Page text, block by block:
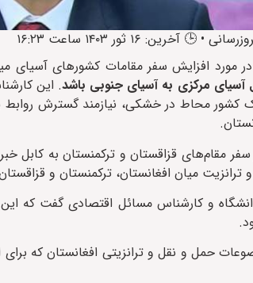
مورد افزایش سفر مقامات کشورهای آسیای
مرکزی به آسیای جنوبی باشد. این
یک کشور محاط در خشکی، نیازمند گسترش
مقام‌های قزاقستان و ترکمنستان به کابل
میان افغانستان، ترکمنستان و
و کارشناس مسائل اقتصادی گفت که
حمل و نقل و ترانزیتی افغانستان که